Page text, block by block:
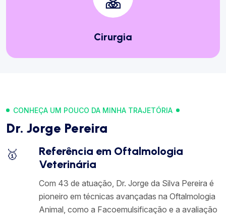
Cirurgia
CONHEÇA UM POUCO DA MINHA TRAJETÓRIA
Dr. Jorge Pereira
🥇
Referência em Oftalmologia
Veterinária
Com 43 de atuação, Dr. Jorge da Silva Pereira é
pioneiro em técnicas avançadas na Oftalmologia
Animal, como a Facoemulsificação e a avaliação